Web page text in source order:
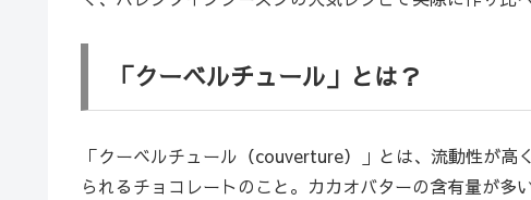
「クーベルチュール」とは？
「クーベルチュール（couverture）」とは、流動性が
られるチョコレートのこと。カカオバターの含有量が多